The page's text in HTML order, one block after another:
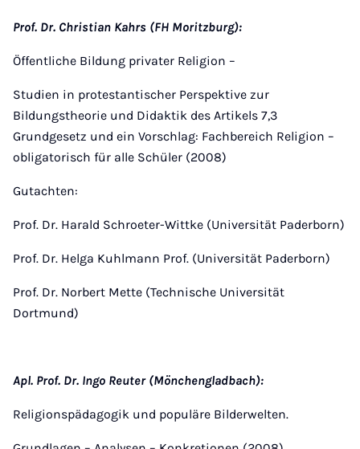
Prof. Dr. Christian Kahrs (FH Moritzburg):
Öffentliche Bildung privater Religion –
Studien in protestantischer Perspektive zur
Bildungstheorie und Didaktik des Artikels 7,3
Grundgesetz und ein Vorschlag: Fachbereich Religion –
obligatorisch für alle Schüler (2008)
Gutachten:
Prof. Dr. Harald Schroeter-Wittke (Universität Paderborn)
Prof. Dr. Helga Kuhlmann Prof. (Universität Paderborn)
Prof. Dr. Norbert Mette (Technische Universität
Dortmund)
Apl. Prof. Dr. Ingo Reuter (Mönchengladbach):
Religionspädagogik und populäre Bilderwelten.